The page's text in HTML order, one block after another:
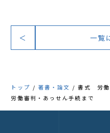
＜ 一覧
トップ 著書・論文
書式 労働
労働審判・あっせん手続まで